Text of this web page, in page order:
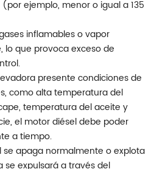
ejemplo, menor o igual a 135
inflamables o vapor
lo que provoca exceso de
presente condiciones de
como alta temperatura del
temperatura del aceite y
el motor diésel debe poder
a tiempo.
apaga normalmente o explota
expulsará a través del